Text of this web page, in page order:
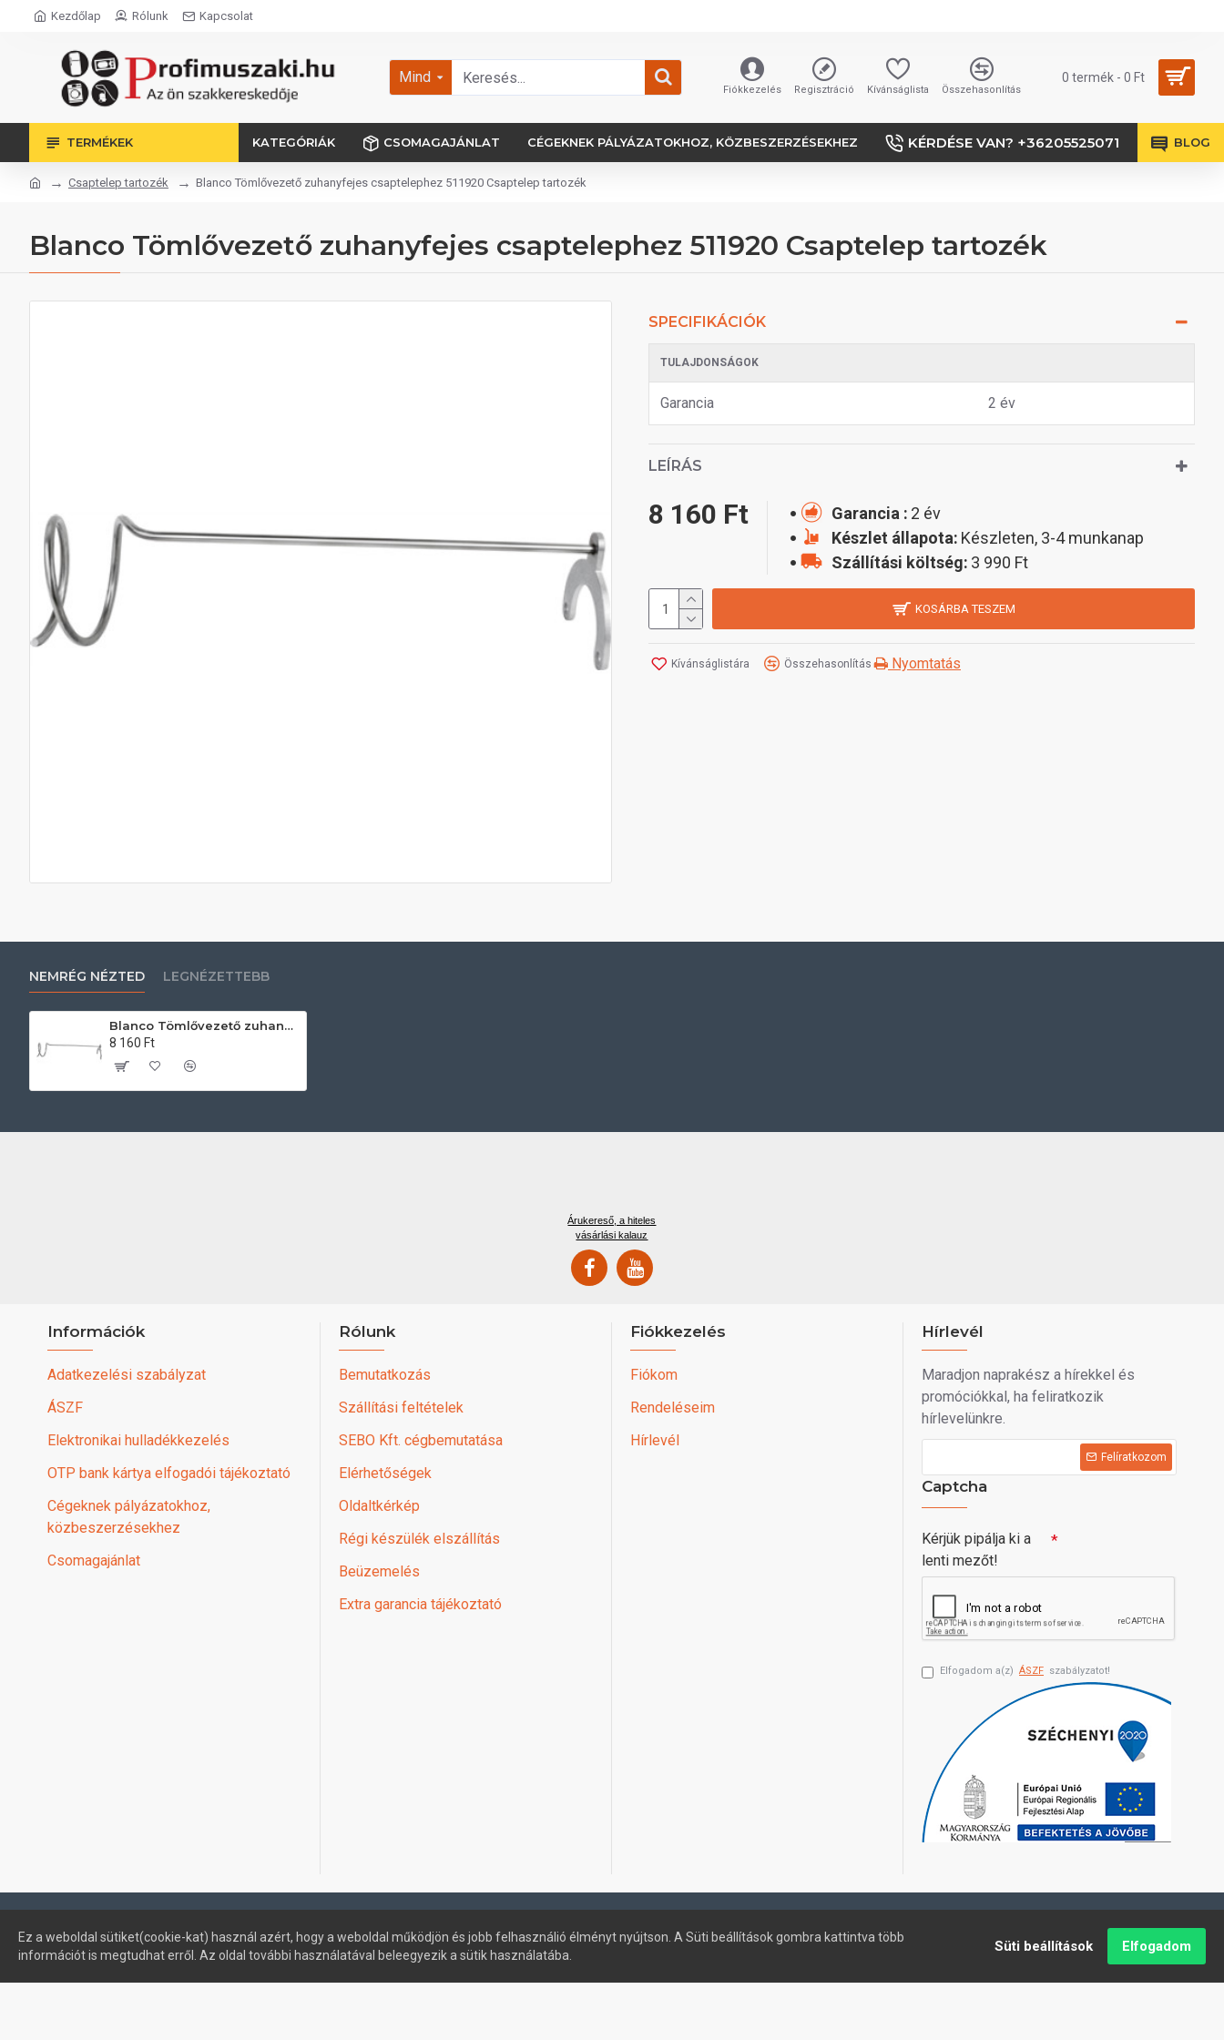
Kezdőlap Rólunk Kapcsolat
Mind
Fiókkezelés Regisztráció Kívánságlista Összehasonlítás
0 termék - 0 Ft
TERMÉKEK KATEGÓRIÁK CSOMAGAJÁNLAT CÉGEKNEK PÁLYÁZATOKHOZ, KÖZBESZERZÉSEKHEZ KÉRDÉSE VAN? +36205525071 BLOG
Csaptelep tartozék Blanco Tömlővezető zuhanyfejes csaptelephez 511920 Csaptelep tartozék
Blanco Tömlővezető zuhanyfejes csaptelephez 511920 Csaptelep tartozék
SPECIFIKÁCIÓK
TULAJDONSÁGOK
Garancia 2 év
LEÍRÁS
8 160 Ft Garancia : 2 év
Készlet állapota: Készleten, 3-4 munkanap
Szállítási költség: 3 990 Ft
KOSÁRBA TESZEM
Kívánságlistára Összehasonlítás Nyomtatás
NEMRÉG NÉZTED LEGNÉZETTEBB
Blanco Tömlővezető zuhanyfejes csaptelephez 511920 Csaptelep tartozék
8 160 Ft
Árukereső, a hiteles
vásárlási kalauz
Információk
Adatkezelési szabályzat
ÁSZF
Elektronikai hulladékkezelés
OTP bank kártya elfogadói tájékoztató
Cégeknek pályázatokhoz,
közbeszerzésekhez
Csomagajánlat
Rólunk
Bemutatkozás
Szállítási feltételek
SEBO Kft. cégbemutatása
Elérhetőségek
Oldaltkérkép
Régi készülék elszállítás
Beüzemelés
Extra garancia tájékoztató
Fiókkezelés
Fiókom
Rendeléseim
Hírlevél
Hírlevél
Maradjon naprakész a hírekkel és
promóciókkal, ha feliratkozik
hírlevelünkre.
Felíratkozom
Captcha
Kérjük pipálja ki a
lenti mezőt!
Elfogadom a(z) ÁSZF szabályzatot!
Ez a weboldal sütiket(cookie-kat) használ azért, hogy a weboldal működjön és jobb felhasználió élményt nyújtson. A Süti beállítások gombra kattintva több
információt is megtudhat erről. Az oldal további használatával beleegyezik a sütik használatába.
Süti beállítások Elfogadom